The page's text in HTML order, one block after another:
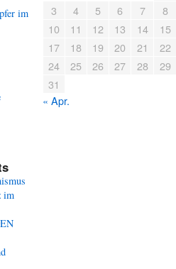
im
im
3
4 5 6 7
8
10
11 12 13 14
15
17
18 19 20 21
22
24
25 26 27 28
29
31
« Apr.